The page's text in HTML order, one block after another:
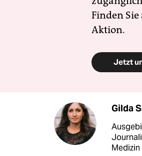
Finden
Aktion.
Jetzt
Gilda